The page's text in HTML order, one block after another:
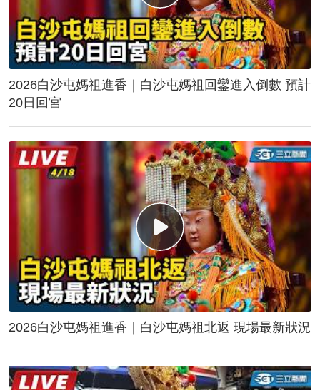
2026白沙屯媽祖進香｜白沙屯媽祖回鑾進入倒數 預計
20日回宮
2026白沙屯媽祖進香｜白沙屯媽祖北返 現場最新狀況